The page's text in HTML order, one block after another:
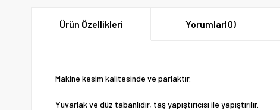
Ürün Özellikleri Yorumlar(0)
Makine kesim kalitesinde ve parlaktır.
Yuvarlak ve düz tabanlıdır, taş yapıştırıcısı ile yapıştırılır.